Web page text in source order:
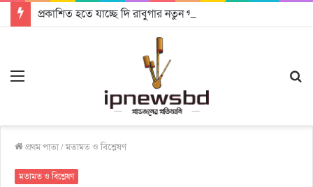
প্রকাশিত হতে যাচ্ছে দি রাবুগার নতুন গান ‘Baljanggi’
প্রথম পাতা/মতামত ও বিশ্লেষণ
মতামত ও বিশ্লেষণ